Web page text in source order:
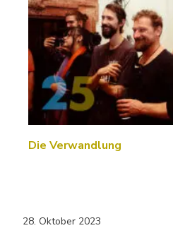
Die Verwandlung
28. Oktober 2023